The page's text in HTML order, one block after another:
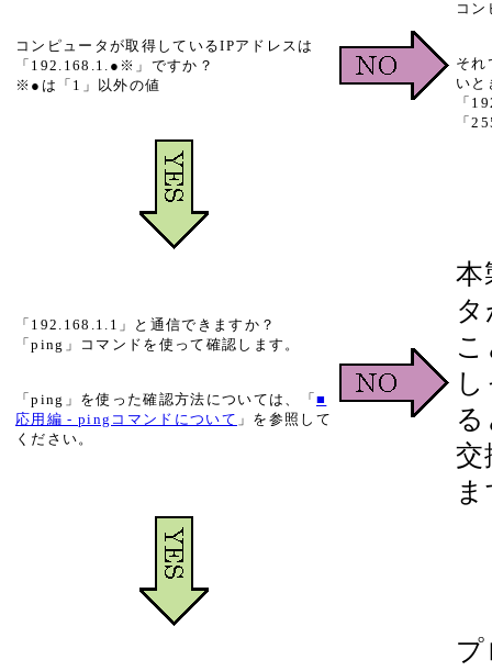
コンピュータが取得しているIPアドレスは
「192.168.1.●※」ですか？
※●は「1」以外の値
コ
それ
いと
「
「
「192.168.1.1」と通信できますか？
「ping」コマンドを使って確認します。
「ping」を使った確認方法については、「 ■
応用編 - pingコマンドについて 」を参照して
ください。
本
交